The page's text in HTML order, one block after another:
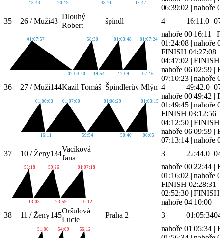
15:43 20:19 48:21 15:47
06:39:02 | nahoře
35
26 / Muži43
Dlouhý
Robert
špindl 4 16:11.0
01:07:57
02:04:30
58:30
19:54
01:03:48
12:09
01:07:24
07:16
nahoře 00:16:11 |
01:24:08 | nahoře
FINISH 04:27:08
04:47:02 | FINISH
nahoře 06:02:59 |
07:10:23 | nahoře
36
27 / Muži144Kazil Tomáš Špindlerův Mlýn 4 49:42.0
01:00:03
16:11
01:07:00
59:54
01:06:29
50:40
01:03:15
06:05
nahoře 00:49:42 |
01:49:45 | nahoře
FINISH 03:12:56
04:12:50 | FINISH
nahoře 06:09:59 |
07:13:14 | nahoře
37
10 / Ženy134
Vacíková
Jana
3 22:44.0
53:18
13:03
59:26
23:59
01:07:18
10:12
nahoře 00:22:44 |
01:16:02 | nahoře
FINISH 02:28:31
02:52:30 | FINISH
nahoře 04:10:00
38
11 / Ženy145
Oršulová
Lucie
Praha 2 3 01:05:34
51:00 54:09 56:12 nahoře 01:05:34 |